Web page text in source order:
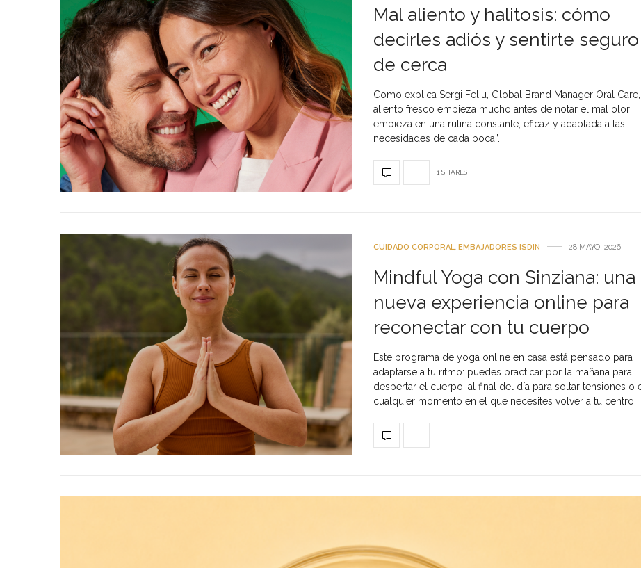
Mal aliento y halitosis: cómo
decirles adiós y sentirte seguro
de cerca
Como explica Sergi Feliu, Global Brand Manager Oral Care,
aliento fresco empieza mucho antes de notar el mal olor:
empieza en una rutina constante, eficaz y adaptada a las
necesidades de cada boca”.
1 SHARES
CUIDADO CORPORAL, EMBAJADORES ISDIN 28 MAYO, 2026
Mindful Yoga con Sinziana: una
nueva experiencia online para
reconectar con tu cuerpo
Este programa de yoga online en casa está pensado para
adaptarse a tu ritmo: puedes practicar por la mañana para
despertar el cuerpo, al final del día para soltar tensiones o
cualquier momento en el que necesites volver a tu centro.